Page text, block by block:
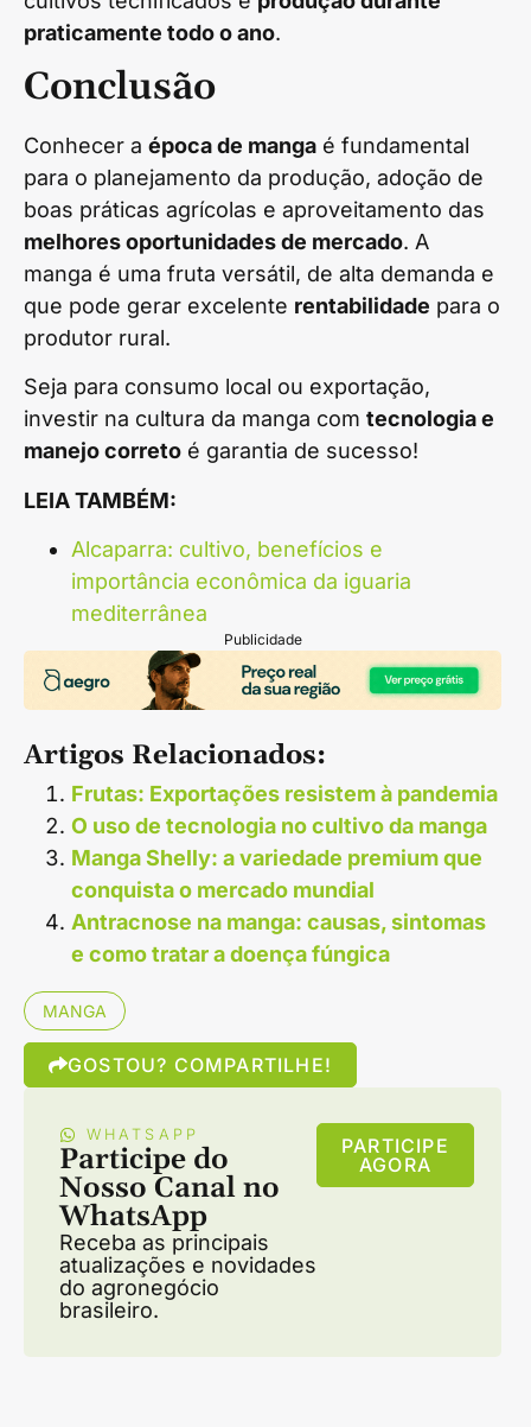
praticamente todo o ano.
Conclusão
Conhecer a época de manga é fundamental
para o planejamento da produção, adoção de
boas práticas agrícolas e aproveitamento das
melhores oportunidades de mercado. A
manga é uma fruta versátil, de alta demanda e
que pode gerar excelente rentabilidade para o
produtor rural.
Seja para consumo local ou exportação,
investir na cultura da manga com tecnologia e
manejo correto é garantia de sucesso!
LEIA TAMBÉM:
Alcaparra: cultivo, benefícios e
importância econômica da iguaria
mediterrânea
Publicidade
Artigos Relacionados:
Frutas: Exportações resistem à pandemia
O uso de tecnologia no cultivo da manga
Manga Shelly: a variedade premium que
conquista o mercado mundial
Antracnose na manga: causas, sintomas
e como tratar a doença fúngica
MANGA
GOSTOU? COMPARTILHE!
WHATSAPP
Participe do
Nosso Canal no
WhatsApp
Receba as principais
atualizações e novidades
do agronegócio
brasileiro.
PARTICIPE
AGORA